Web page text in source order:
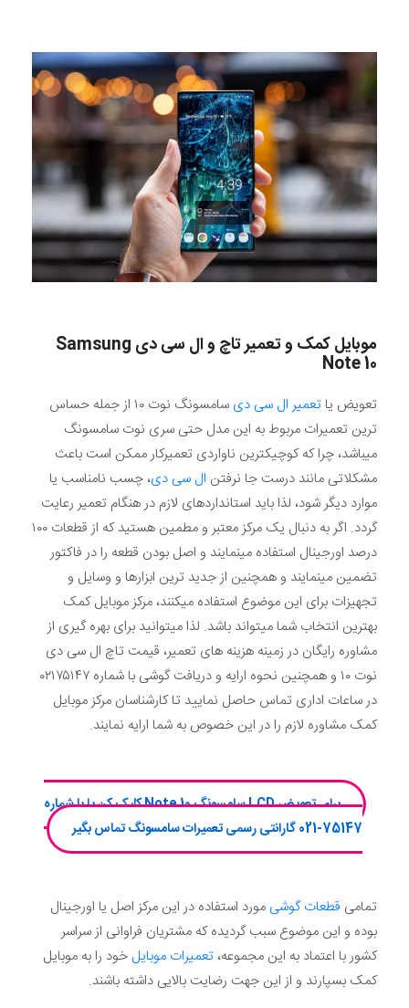
موبایل کمک و تعمیر تاچ و ال سی دی Samsung
Note 10
تعویض یا تعمیر ال سی دی
سامسونگ نوت ۱۰ از جمله حساس
ترین تعمیرات مربوط به این مدل حتی سری نوت سامسونگ
میباشد، چرا که کوچیکترین ناواردی تعمیرکار ممکن است باعث
مشکلاتی مانند درست جا نرفتن ال سی دی، چسب نامناسب یا
موارد دیگر شود، لذا باید استانداردهای لازم در هنگام تعمیر رعایت
گردد. اگر به دنبال یک مرکز معتبر و مطمین هستید که از قطعات ۱۰۰
درصد اورجینال استفاده مینمایند و اصل بودن قطعه را در فاکتور
تضمین مینمایند و همچنین از جدید ترین ابزارها و وسایل و
تجهیزات برای این موضوع استفاده میکنند، مرکز موبایل کمک
بهترین انتخاب شما میتواند باشد. لذا میتوانید برای بهره گیری از
مشاوره رایگان در زمینه هزینه های تعمیر، قیمت تاچ ال سی دی
نوت ۱۰ و همچنین نحوه ارایه و دریافت گوشی با شماره ۰۲۱۷۵۱۴۷
در ساعات اداری تماس حاصل نمایید تا کارشناسان مرکز موبایل
کمک مشاوره لازم را در این خصوص به شما ارایه نمایند.
برای تعویض LCD سامسونگ Note 10 کلیک کن یا با شماره
75147-021 گارانتی رسمی تعمیرات سامسونگ تماس بگیر
تمامی قطعات گوشی مورد استفاده در این مرکز اصل یا اورجینال
بوده و این موضوع سبب گردیده که مشتریان فراوانی از سراسر
کشور با اعتماد به این مجموعه، تعمیرات موبایل خود را به موبایل
کمک بسپارند و از این جهت رضایت بالایی داشته باشند.